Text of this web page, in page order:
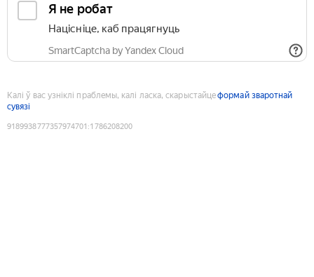
Я не робат
Націсніце, каб працягнуць
SmartCaptcha by Yandex Cloud
Калі ў вас узніклі праблемы, калі ласка, скарыстайцеформай зваротнай
сувязі
9189938777357974701 :1786208200